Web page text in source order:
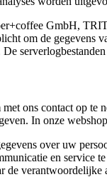
GmbH,
om de gegevens
ons contact op te
In onze
over uw
en
de